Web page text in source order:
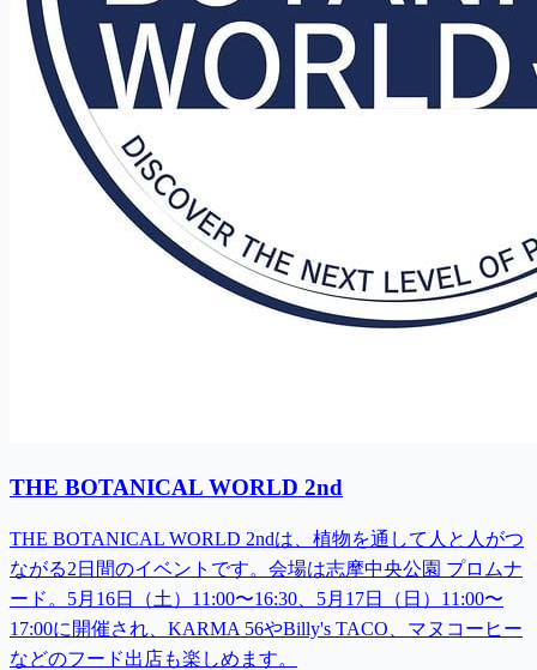
THE BOTANICAL WORLD 2nd
THE BOTANICAL WORLD 2ndは、植物を通して人と人がつ
ながる2日間のイベントです。会場は志摩中央公園 プロムナ
ード。5月16日（土）11:00〜16:30、5月17日（日）11:00〜
17:00に開催され、KARMA 56やBilly's TACO、マヌコーヒー
などのフード出店も楽しめます。